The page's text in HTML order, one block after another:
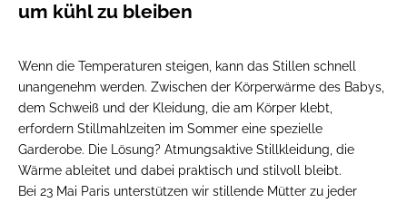
um kühl zu bleiben
Wenn die Temperaturen steigen, kann das Stillen schnell
unangenehm werden. Zwischen der Körperwärme des Babys,
dem Schweiß und der Kleidung, die am Körper klebt,
erfordern Stillmahlzeiten im Sommer eine spezielle
Garderobe. Die Lösung? Atmungsaktive Stillkleidung, die
Wärme ableitet und dabei praktisch und stilvoll bleibt.
Bei 23 Mai Paris unterstützen wir stillende Mütter zu jeder